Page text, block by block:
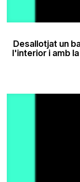
Desallotjat un
l'interior i amb